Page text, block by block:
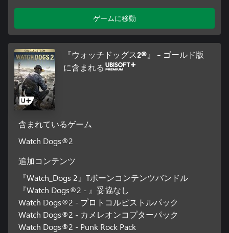
ゲームに移動
『ウォッチドッグス2®』 - ゴールド版
に含まれる
含まれているゲーム
Watch Dogs®2
追加コンテンツ
『Watch_Dogs 2』Tボーンコンテンツバンドル
『Watch Dogs®2 - 』妥協なし
Watch Dogs®2 - プロトコルピストルパック
Watch Dogs®2 - カメレオンコプターパック
Watch Dogs®2 - Punk Rock Pack